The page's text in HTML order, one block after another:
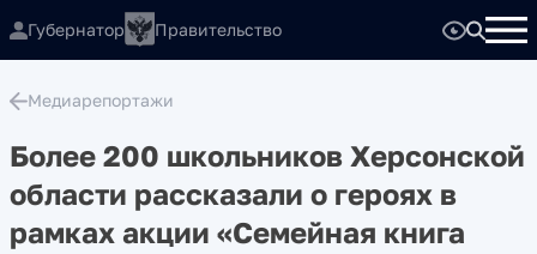
Губернатор Правительство
Медиарепортажи
Более 200 школьников Херсонской
области рассказали о героях в
рамках акции «Семейная книга